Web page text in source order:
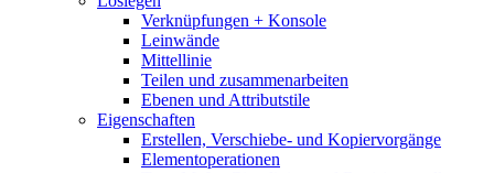
Verknüpfungen + Konsole
Leinwände
Mittellinie
Teilen und zusammenarbeiten
Ebenen und Attributstile
Eigenschaften
Erstellen, Verschiebe- und Kopiervorgänge
Elementoperationen